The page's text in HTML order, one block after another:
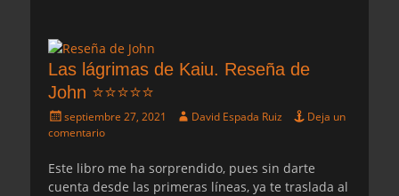
Las lágrimas de Kaiu. Reseña de
John ⭐⭐⭐⭐⭐
Publicado
el
septiembre 27, 2021 AutorDavid Espada Ruiz
Deja un
comentario
Este libro me ha sorprendido, pues sin darte
cuenta desde las primeras líneas, ya te traslada al